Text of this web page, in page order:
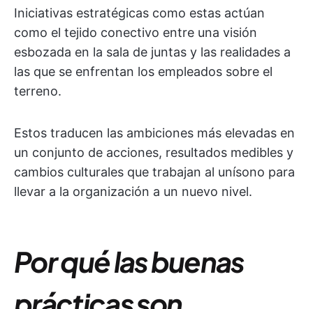
Iniciativas estratégicas como estas actúan
como el tejido conectivo entre una visión
esbozada en la sala de juntas y las realidades a
las que se enfrentan los empleados sobre el
terreno.
Estos traducen las ambiciones más elevadas en
un conjunto de acciones, resultados medibles y
cambios culturales que trabajan al unísono para
llevar a la organización a un nuevo nivel.
Por qué las buenas